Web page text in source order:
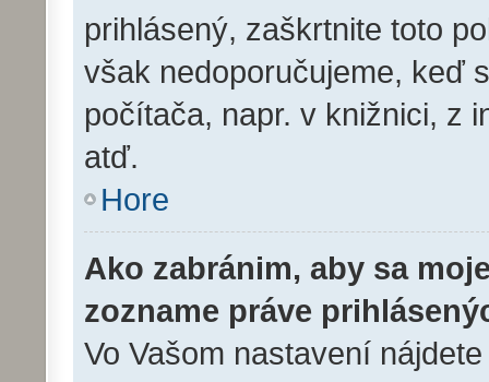
prihlásený, zaškrtnite toto
však nedoporučujeme, keď
počítača, napr. v knižnici, z
atď.
Hore
Ako zabránim, aby sa
zozname práve
Vo Vašom nastavení